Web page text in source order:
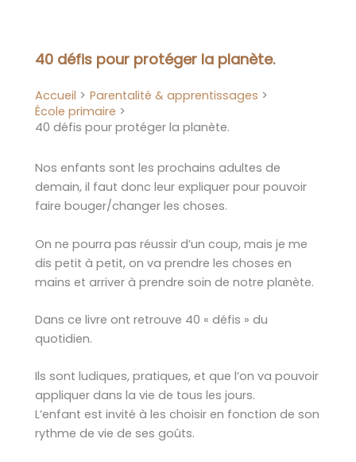
40 défis pour protéger la planète.
Accueil
Parentalité & apprentissages
École primaire
40 défis pour protéger la planète.
Nos enfants sont les prochains adultes de
demain, il faut donc leur expliquer pour pouvoir
faire bouger/changer les choses.
On ne pourra pas réussir d’un coup, mais je me
dis petit à petit, on va prendre les choses en
mains et arriver à prendre soin de notre planète.
Dans ce livre ont retrouve 40 « défis » du
quotidien.
Ils sont ludiques, pratiques, et que l’on va pouvoir
appliquer dans la vie de tous les jours.
L’enfant est invité à les choisir en fonction de son
rythme de vie de ses goûts.